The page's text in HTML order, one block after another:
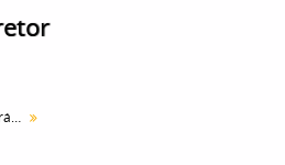
Serviço de fotografia - registros fotográficos